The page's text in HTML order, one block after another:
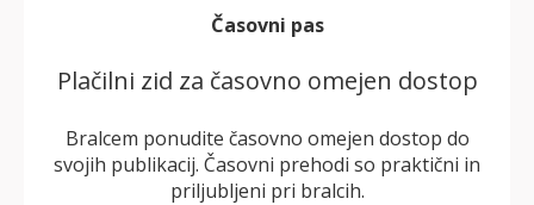
Časovni pas
Plačilni zid za časovno omejen dostop
Bralcem ponudite časovno omejen dostop do
svojih publikacij. Časovni prehodi so praktični in
priljubljeni pri bralcih.